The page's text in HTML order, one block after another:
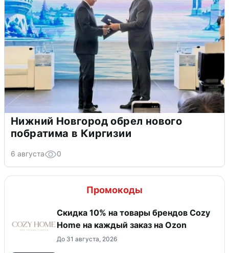
Нижний Новгород обрел нового
побратима в Киргизии
6 августа 0
Промокоды
Скидка 10% на товары брендов Cozy
Home на каждый заказ на Оzon
До 31 августа, 2026